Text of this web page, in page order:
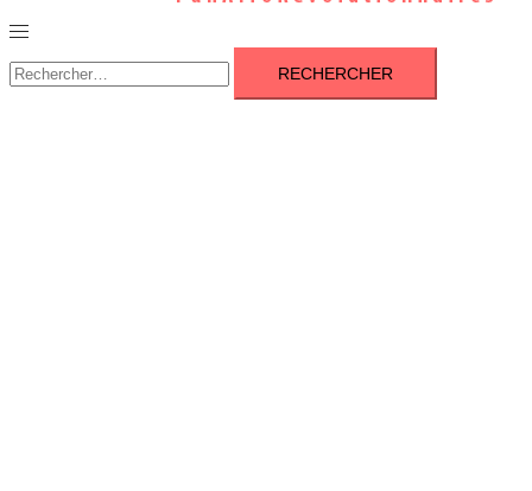
Ouvrir/fermer
le
menu
Rechercher :